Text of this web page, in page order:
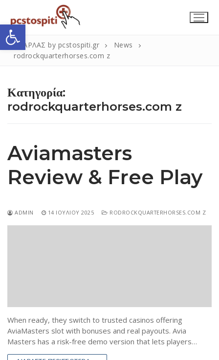
Ανοίξτε τη γραμμή εργαλείων
περιεχόμενο
Αναζήτηση
για:
Επικοινωνία
ΣΚΑΡΛΑΣ by pcstospiti.gr
News
rodrockquarterhorses.com z
Κατηγορία:
rodrockquarterhorses.com z
Aviamasters
Review & Free Play
ADMIN 14 ΙΟΥΛΊΟΥ 2025 RODROCKQUARTERHORSES.COM Z
When ready, they switch to trusted casinos offering
AviaMasters slot with bonuses and real payouts. Avia
Masters has a risk-free demo version that lets players…